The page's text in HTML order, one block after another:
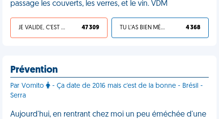
passage les couverts, les verres, et le vin. VDM
JE VALIDE, C'EST UNE VDM 47 309 TU L'AS BIEN MÉRITÉ 4 368
Prévention
Par Vomito
- Ça date de 2016 mais c'est de la bonne - Brésil -
Serra
Aujourd'hui, en rentrant chez moi un peu éméchée d'une